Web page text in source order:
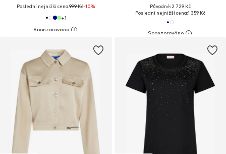
Poslední nejnižší cena:999 Kč-10%
+1
Původně: 2 729 Kč
Poslední nejnižší cena:1 359 Kč